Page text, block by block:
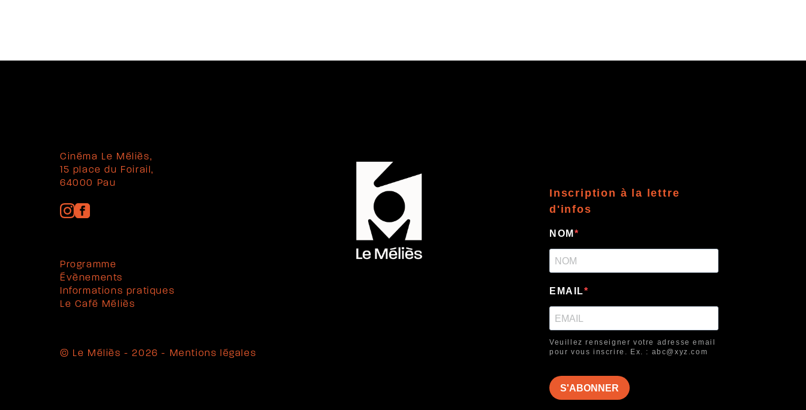
Cinéma Le Méliès,
15 place du Foirail,
64000 Pau
Programme
Évènements
Informations pratiques
Le Café Méliès
© Le Méliès - 2026 - Mentions légales
Inscription à la lettre
d'infos
NOM
EMAIL
Veuillez renseigner votre adresse email
pour vous inscrire. Ex. : abc@xyz.com
S'ABONNER